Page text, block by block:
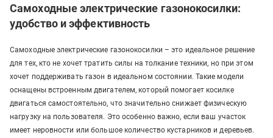
Самоходные электрические газонокосилки:
удобство и эффективность
Самоходные электрические газонокосилки – это идеальное решение
для тех, кто не хочет тратить силы на толкание техники, но при этом
хочет поддерживать газон в идеальном состоянии. Такие модели
оснащены встроенным двигателем, который помогает косилке
двигаться самостоятельно, что значительно снижает физическую
нагрузку на пользователя. Это особенно важно, если ваш участок
имеет неровности или большое количество кустарников и деревьев.